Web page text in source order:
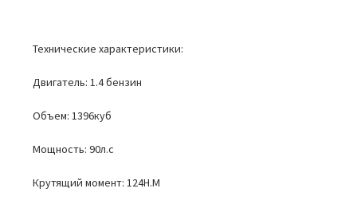
Технические характеристики:
Двигатель: 1.4 бензин
Объем: 1396куб
Мощность: 90л.с
Крутящий момент: 124Н.М